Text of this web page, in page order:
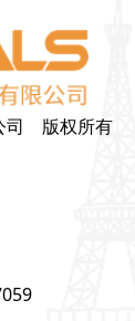
司 版权所有